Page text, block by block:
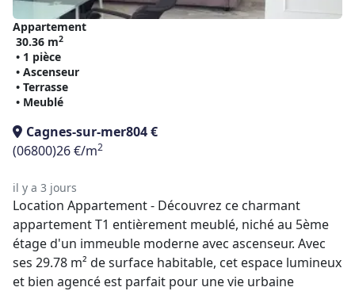
Appartement
30.36 m2
• 1 pièce
• Ascenseur
• Terrasse
• Meublé
Cagnes-sur-mer804 €
(06800)26 €/m2
il y a 3 jours
Location Appartement - Découvrez ce charmant
appartement T1 entièrement meublé, niché au 5ème
étage d'un immeuble moderne avec ascenseur. Avec
ses 29.78 m² de surface habitable, cet espace lumineux
et bien agencé est parfait pour une vie urbaine